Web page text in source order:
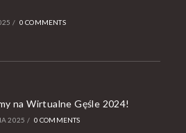
/ 0 COMMENTS
na Wirtualne Gęśle 2024!
2025 / 0 COMMENTS